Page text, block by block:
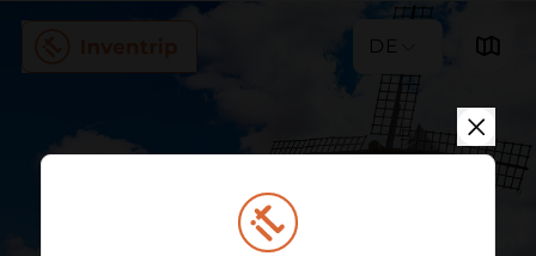
DE